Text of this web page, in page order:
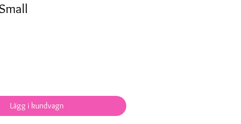
Lägg i kundvagn